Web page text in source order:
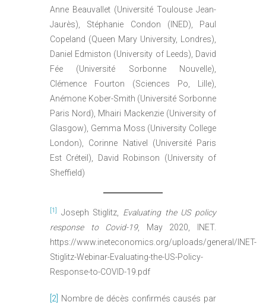
Anne Beauvallet (Université Toulouse Jean-
Jaurès), Stéphanie Condon (INED), Paul
Copeland (Queen Mary University, Londres),
Daniel Edmiston (University of Leeds), David
Fée (Université Sorbonne Nouvelle),
Clémence Fourton (Sciences Po, Lille),
Anémone Kober-Smith (Université Sorbonne
Paris Nord), Mhairi Mackenzie (University of
Glasgow), Gemma Moss (University College
London), Corinne Nativel (Université Paris
Est Créteil), David Robinson (University of
Sheffield)
[1] Joseph Stiglitz, Evaluating the US policy
response to Covid-19, May 2020, INET.
https://www.ineteconomics.org/uploads/general/INET-
Stiglitz-Webinar-Evaluating-the-US-Policy-
Response-to-COVID-19.pdf
[2]
Nombre de décès confirmés causés par